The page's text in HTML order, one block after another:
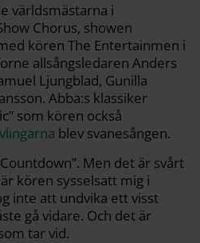
världsmästarna i
Chorus, showen
kören The Entertainmen i
allsångsledaren Anders
Ljungblad, Gunilla
Abba:s klassiker
som kören också
blev svanesången.
Men det är svårt
kören sysselsatt mig i
inte att undvika ett visst
gå vidare. Och det är
tar vid.